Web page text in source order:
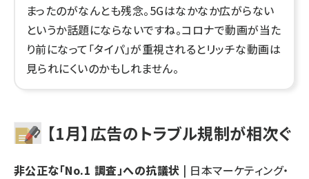
まったのがなんとも残念。5Gはなかなか広がらない
というか話題にならないですね。コロナで動画が当た
り前になって「タイパ」が重視されるとリッチな動画は
見られにくいのかもしれません。
【1月】広告のトラブル規制が相次ぐ
非公正な「No.1 調査」への抗議状 | 日本マーケティング・